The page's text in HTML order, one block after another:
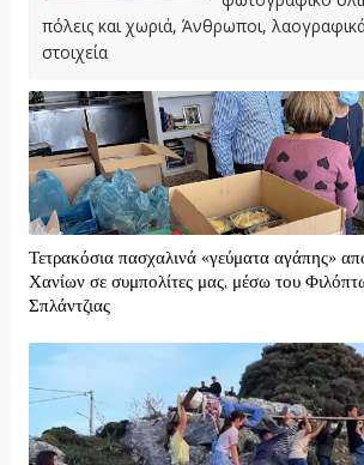
πόλεις και χωριά, Άνθρωποι, λαογραφικά
στοιχεία
Τετρακόσια πασχαλινά «γεύματα αγάπης»
Χανίων σε συμπολίτες μας, μέσω του
Σπλάντζιας